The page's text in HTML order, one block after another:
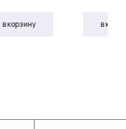
в корзину в